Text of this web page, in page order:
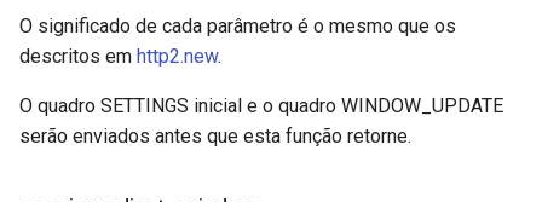
O significado de cada parâmetro é o mesmo que os
descritos em http2.new.
O quadro SETTINGS inicial e o quadro WINDOW_UPDATE
serão enviados antes que esta função retorne.